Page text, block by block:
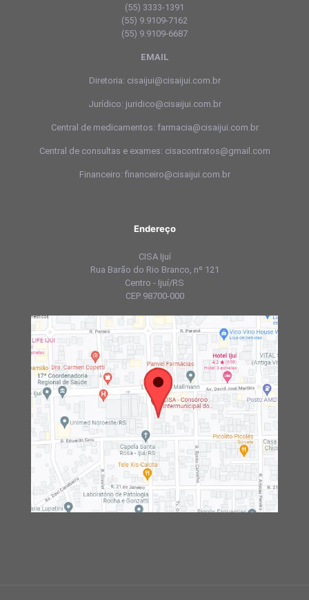
(55) 3333-1391
(55) 9.9109-7162
(55) 9.9109-6687
EMAIL
Diretoria: cisaijui@cisaijui.com.br
Jurídico: juridico@cisaijui.com.br
Central de medicamentos: farmacia@cisaijui.com.br
Central de consultas e exames: cisacontratos@gmail.com
Financeiro: financeiro@cisaijui.com.br
Endereço
CISA Ijuí
Rua Barão do Rio Branco, nº 121
Centro - Ijuí/RS
CEP 98700-000